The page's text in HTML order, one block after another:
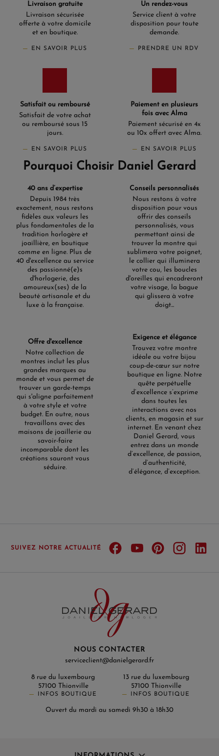
Livraison gratuite
Livraison sécurisée
offerte à votre domicile
et en boutique.
EN SAVOIR PLUS
Un rendez-vous
Service client à votre
disposition pour toute
demande.
PRENDRE UN RDV
Satisfait ou remboursé
Satisfait de votre achat
ou remboursé sous 15
jours.
EN SAVOIR PLUS
Paiement en plusieurs
fois avec Alma
Paiement sécurisé en 4x
ou 10x offert avec Alma.
EN SAVOIR PLUS
Pourquoi Choisir Daniel Gerard
40 ans d’expertise
Depuis 1984 très
exactement, nous restons
fidèles aux valeurs les
plus fondamentales de la
tradition horlogère et
joaillière, en boutique
comme en ligne. Plus de
40 d'excellence au service
des passionné(e)s
d'horlogerie, des
amoureux(ses) de la
beauté artisanale et du
luxe à la française.
Conseils personnalisés
Nous restons à votre
disposition pour vous
offrir des conseils
personnalisés, vous
permettant ainsi de
trouver la montre qui
sublimera votre poignet,
le collier qui illuminera
votre cou, les boucles
d'oreilles qui encadreront
votre visage, la bague
qui glissera à votre
doigt...
Offre d'excellence
Notre collection de
montres inclut les plus
grandes marques au
monde et vous permet de
trouver un garde-temps
qui s'aligne parfaitement
à votre style et votre
budget. En outre, nous
travaillons avec des
maisons de joaillerie au
savoir-faire
incomparable dont les
créations sauront vous
séduire.
Exigence et élégance
Trouvez votre montre
idéale ou votre bijou
coup-de-cœur sur notre
boutique en ligne. Notre
quête perpétuelle
d’excellence s’exprime
dans toutes les
interactions avec nos
clients, en magasin et sur
internet. En venant chez
Daniel Gerard, vous
entrez dans un monde
d’excellence, de passion,
d’authenticité,
d’élégance, d’exception.
SUIVEZ NOTRE ACTUALITÉ
NOUS CONTACTER
serviceclient@danielgerard.fr
8 rue du luxembourg
57100 Thionville
INFOS BOUTIQUE
13 rue du luxembourg
57100 Thionville
INFOS BOUTIQUE
Ouvert du mardi au samedi 9h30 à 18h30